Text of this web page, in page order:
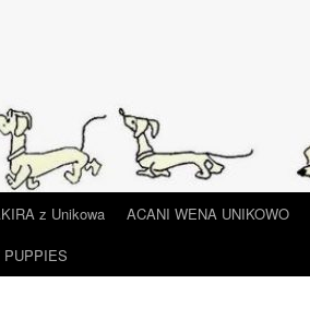
z Unikowa ACANI WENA UNIKOWO